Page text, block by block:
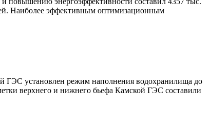
Наиболее эффективным оптимизационным
ГЭС установлен режим наполнения водохранилища до
верхнего и нижнего бьефа Камской ГЭС составили